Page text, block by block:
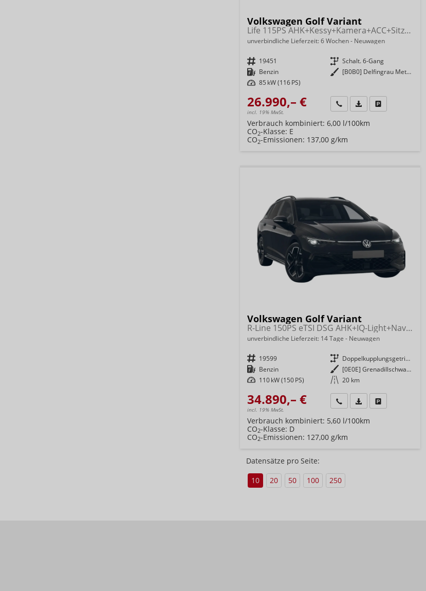
Volkswagen Golf Variant
Life 115PS AHK+Kessy+Kamera+ACC+Sitzheizung+App-Connect+Alu17+Alarm
unverbindliche Lieferzeit:6 Wochen Neuwagen
Fahrzeugnr. 19451 Getriebe Schalt. 6-Gang
Kraftstoff Benzin Außenfarbe
[B0B0] Delfingrau Metallic
Leistung 85 kW (116 PS)
26.990,– €
incl. 19% MwSt.
Wir rufen Sie an
Fahrzeugexposé (PDF)
Fahrzeug parken
Verbrauch kombiniert: 6,00 l/100km
CO2-Klasse: E
CO2-Emissionen: 137,00 g/km
Volkswagen Golf Variant
R-Line 150PS eTSI DSG AHK+IQ-Light+Navi+Black Style+360°+Alu18+Kessy+Winter
unverbindliche Lieferzeit: 14 Tage Neuwagen
Fahrzeugnr. 19599 Getriebe
Doppelkupplungsgetriebe (DSG)
Kraftstoff Benzin Außenfarbe
[0E0E] Grenadillschwarz Metallic
Leistung 110 kW (150 PS) Kilometerstand 20 km
34.890,– €
incl. 19% MwSt.
Wir rufen Sie an
Fahrzeugexposé (PDF)
Fahrzeug parken
Verbrauch kombiniert: 5,60 l/100km
CO2-Klasse: D
CO2-Emissionen: 127,00 g/km
Datensätze pro Seite:
10
20 50 100 250